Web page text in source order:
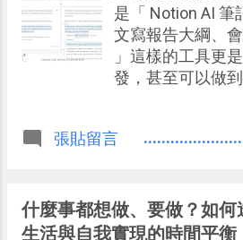
是「 Notion AI 筆
文寫報告大綱、
」這樣的工具更
發，甚至可以做
張貼留言
什麼事都想做、要做？如何
生活與自我實現的時間平衡